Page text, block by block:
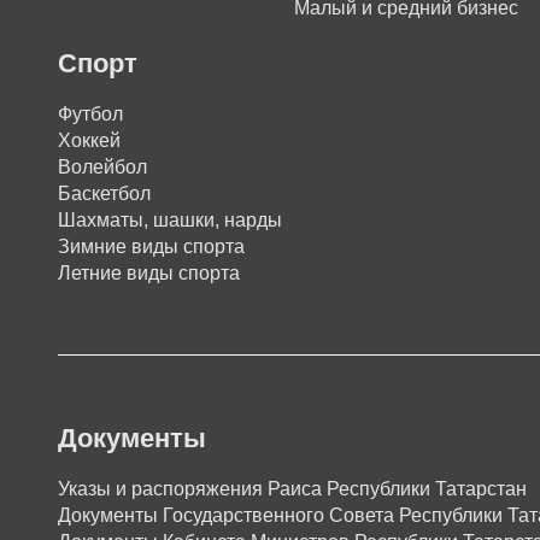
Малый и средний бизнес
Спорт
Футбол
Хоккей
Волейбол
Баскетбол
Шахматы, шашки, нарды
Зимние виды спорта
Летние виды спорта
Документы
Указы и распоряжения Раиса Республики Татарстан
Документы Государственного Совета Республики